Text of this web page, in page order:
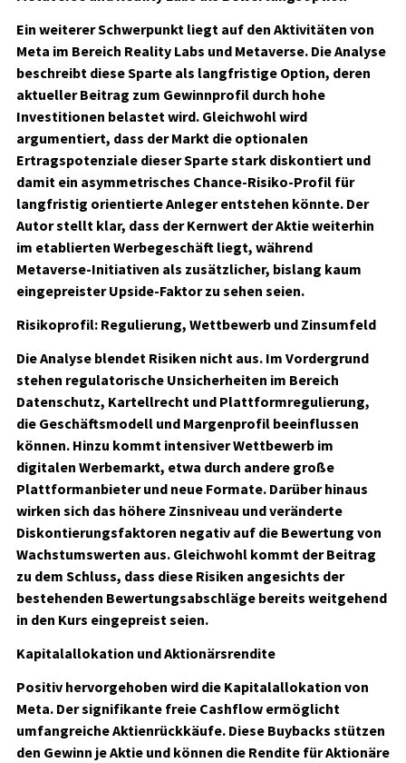
Ein weiterer Schwerpunkt liegt auf den Aktivitäten von
Meta im Bereich Reality Labs und Metaverse. Die Analyse
beschreibt diese Sparte als langfristige Option, deren
aktueller Beitrag zum Gewinnprofil durch hohe
Investitionen belastet wird. Gleichwohl wird
argumentiert, dass der Markt die optionalen
Ertragspotenziale dieser Sparte stark diskontiert und
damit ein asymmetrisches Chance-Risiko-Profil für
langfristig orientierte Anleger entstehen könnte. Der
Autor stellt klar, dass der Kernwert der Aktie weiterhin
im etablierten Werbegeschäft liegt, während
Metaverse-Initiativen als zusätzlicher, bislang kaum
eingepreister Upside-Faktor zu sehen seien.
Risikoprofil: Regulierung, Wettbewerb und Zinsumfeld
Die Analyse blendet Risiken nicht aus. Im Vordergrund
stehen regulatorische Unsicherheiten im Bereich
Datenschutz, Kartellrecht und Plattformregulierung,
die Geschäftsmodell und Margenprofil beeinflussen
können. Hinzu kommt intensiver Wettbewerb im
digitalen Werbemarkt, etwa durch andere große
Plattformanbieter und neue Formate. Darüber hinaus
wirken sich das höhere Zinsniveau und veränderte
Diskontierungsfaktoren negativ auf die Bewertung von
Wachstumswerten aus. Gleichwohl kommt der Beitrag
zu dem Schluss, dass diese Risiken angesichts der
bestehenden Bewertungsabschläge bereits weitgehend
in den Kurs eingepreist seien.
Kapitalallokation und Aktionärsrendite
Positiv hervorgehoben wird die Kapitalallokation von
Meta. Der signifikante freie Cashflow ermöglicht
umfangreiche Aktienrückkäufe. Diese Buybacks stützen
den Gewinn je Aktie und können die Rendite für Aktionäre